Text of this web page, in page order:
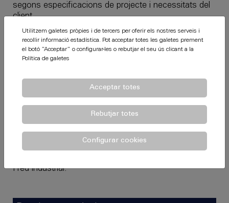
segons especificacions de projecte i necessitats del
client.
Els nostres equips de muntatge, al costat dels
tècnics de control d'instal·lació, duran a terme
qualsevol solució acústica que necessiti.
Aplicacions
Extraccions de fums en hostaleria.
Equips de ventilació.
Sales de màquines.
Xarxes de ventilació amb conducte circular.
Fred industrial.
Utilitzem galetes pròpies i de tercers per oferir els nostres serveis i
recollir informació estadística. Pot acceptar totes les galetes prement
el botó ”Acceptar” o configurar-les o rebutjar el seu ús clicant a la
Política de galetes
Acceptar totes
Rebutjar totes
Configurar cookies